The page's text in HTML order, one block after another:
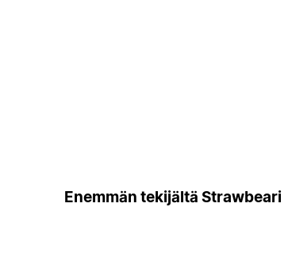
Enemmän tekijältä Strawbeari